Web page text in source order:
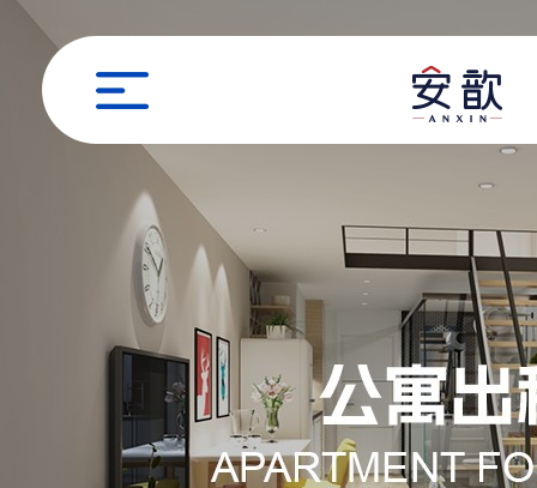
职位申请
姓名